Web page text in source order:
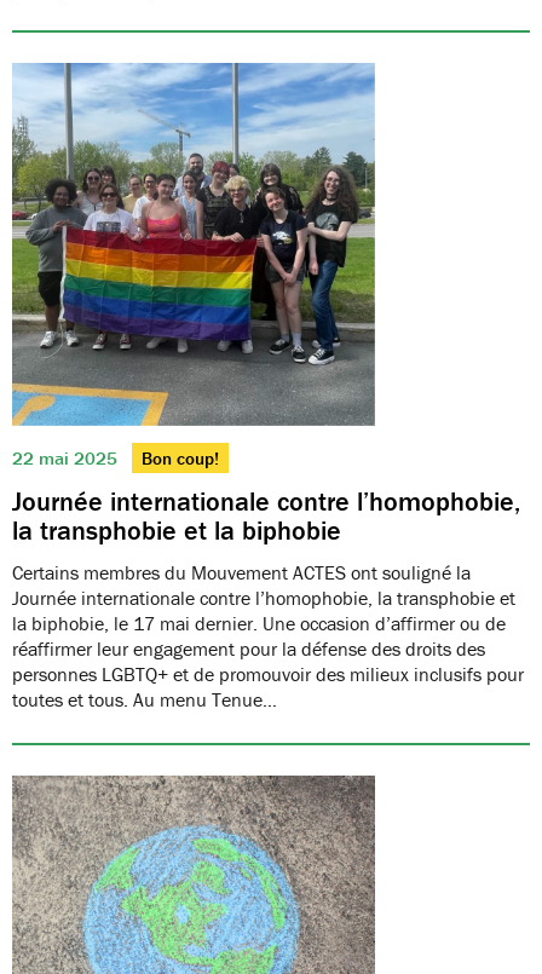
22 mai 2025 Bon coup!
Journée internationale contre l’homophobie,
la transphobie et la biphobie
Certains membres du Mouvement ACTES ont souligné la
Journée internationale contre l’homophobie, la transphobie et
la biphobie, le 17 mai dernier. Une occasion d’affirmer ou de
réaffirmer leur engagement pour la défense des droits des
personnes LGBTQ+ et de promouvoir des milieux inclusifs pour
toutes et tous. Au menu Tenue…